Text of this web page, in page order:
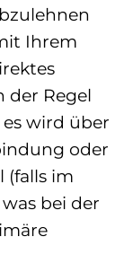
Ihrem
der Regel
wird über
oder
(falls im
bei der